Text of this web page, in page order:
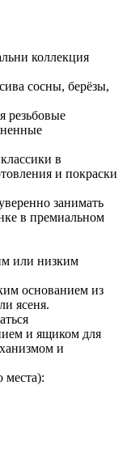
коллекция
сосны, берёзы,
резьбовые
в
и покраски
занимать
в премиальном
или низким
основанием из
ясеня.
и ящиком для
и
места):